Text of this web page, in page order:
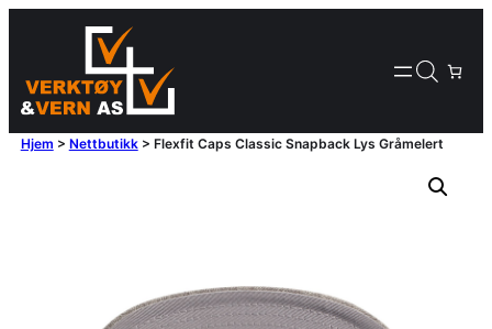
Hjem > Nettbutikk> Flexfit Caps Classic Snapback Lys Gråmelert